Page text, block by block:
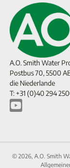
A.O. Smith Water
Postbus 70, 5500
die Niederlande
T: +31 (0)40 294
© 2026, A.O. Smith